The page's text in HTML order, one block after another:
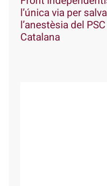
l’única via per
l’anestèsia del
Catalana